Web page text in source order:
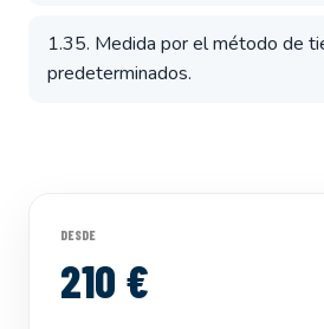
1.35. Medida por el método de
predeterminados.
DESDE
210 €